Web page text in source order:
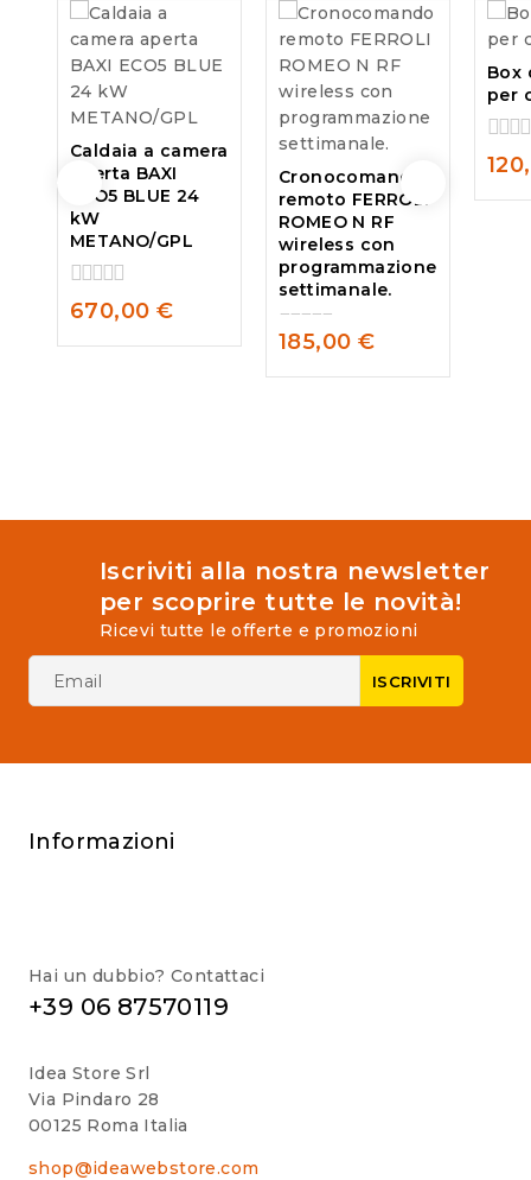
Caldaia a camera
aperta BAXI
ECO5 BLUE 24
kW
METANO/GPL
0
out
of
670,00 €
Cronocomando
remoto FERROLI
ROMEO N RF
wireless con
programmazione
settimanale.
0
out
185,00 €
Box
per
0
out
of
Iscriviti alla nostra newsletter
per scoprire tutte le novità!
Ricevi tutte le offerte e promozioni
Informazioni
Hai un dubbio? Contattaci
+39 06 87570119
Idea Store Srl
Via Pindaro 28
00125 Roma Italia
shop@ideawebstore.com